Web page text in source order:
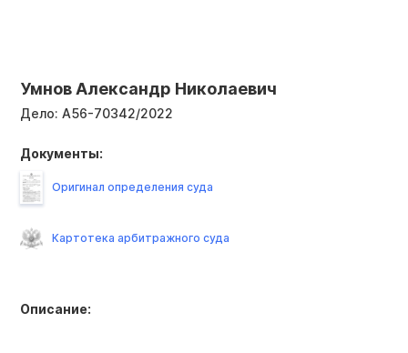
Умнов Александр Николаевич
Дело: А56-70342/2022
Описание:
Документы:
Оригинал определения суда
Картотека арбитражного суда